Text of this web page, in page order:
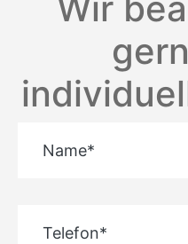
Name*
Telefon*